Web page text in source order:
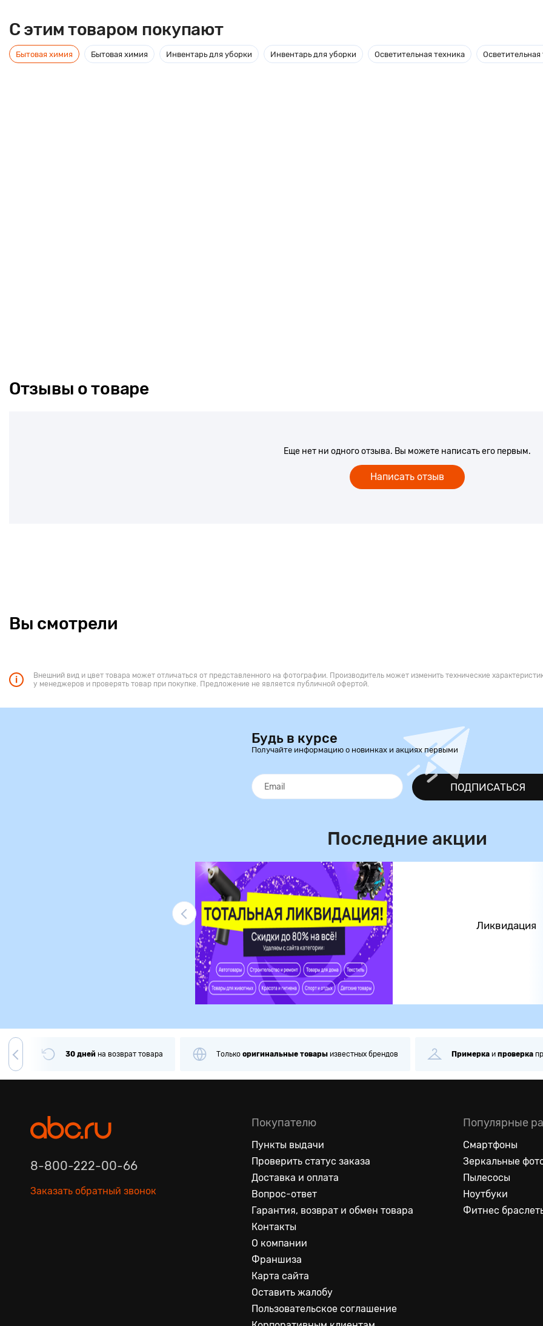
C этим товаром покупают
Бытовая химия Бытовая химия Инвентарь для уборки Инвентарь для уборки Осветительная техника Осветительная
Отзывы о товаре
Еще нет ни одного отзыва. Вы можете написать его первым.
Написать отзыв
Вы смотрели
Внешний вид и цвет товара может отличаться от представленного на фотографии. Производитель может изменить технические
у менеджеров и проверять товар при покупке. Предложение не является публичной офертой.
Будь в курсе
Получайте информацию о новинках и акциях первыми
ПОДПИСАТЬСЯ
Последние акции
Ликвидация
30 дней на возврат товара Только оригинальные товары известных брендов Примерка и проверка
8-800-222-00-66
Заказать обратный звонок
Покупателю
Пункты выдачи
Проверить статус заказа
Доставка и оплата
Вопрос-ответ
Гарантия, возврат и обмен товара
Контакты
О компании
Франшиза
Карта сайта
Оставить жалобу
Пользовательское соглашение
Популярные
Смартфоны
Зеркальные
Пылесосы
Ноутбуки
Фитнес